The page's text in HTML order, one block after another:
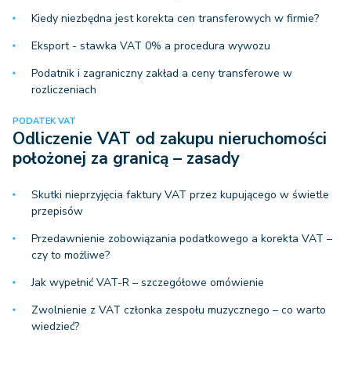
Kiedy niezbędna jest korekta cen transferowych w firmie?
Eksport - stawka VAT 0% a procedura wywozu
Podatnik i zagraniczny zakład a ceny transferowe w
rozliczeniach
PODATEK VAT
Odliczenie VAT od zakupu nieruchomości
położonej za granicą – zasady
Skutki nieprzyjęcia faktury VAT przez kupującego w świetle
przepisów
Przedawnienie zobowiązania podatkowego a korekta VAT –
czy to możliwe?
Jak wypełnić VAT-R – szczegółowe omówienie
Zwolnienie z VAT członka zespołu muzycznego – co warto
wiedzieć?